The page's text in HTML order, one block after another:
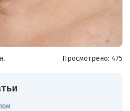
Просмотрено: 475